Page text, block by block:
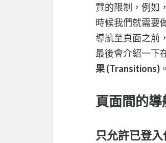
覽的限制，例如
時候我們就需要
導航至頁面之前
最後會介紹一下
果 (Transitions) 。
頁面間的導
只允許已登